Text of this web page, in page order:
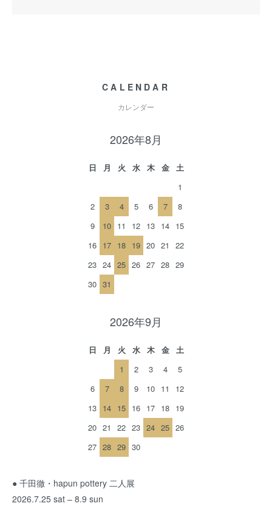
CALENDAR
カレンダー
2026年8月
日 月 火 水 木 金
土
1
2
3 4 5 6 7
8
9
10 11 12 13 14 15
16 17 18 19 20 21
22
23 24 25 26 27 28 29
30 31
2026年9月
日 月 火 水 木 金
土
1
2 3 4
5
6
7 8 9 10 11
12
13 14 15 16 17 18 19
20 21 22 23 24 25 26
27 28 29 30
● 千田徹・hapun pottery 二人展
2026.7.25 sat – 8.9 sun